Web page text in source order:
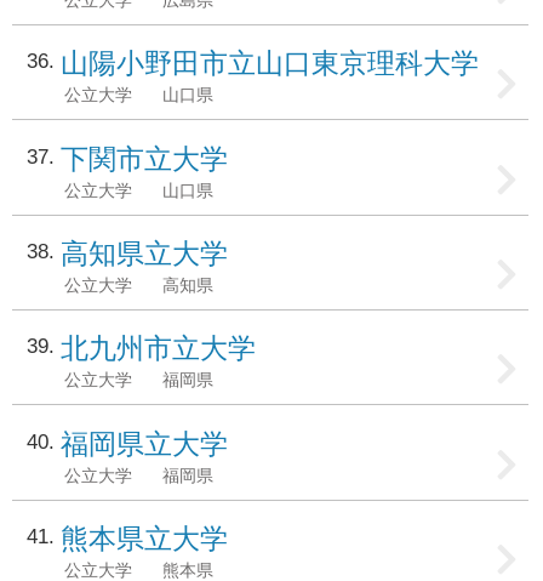
36 山陽小野田市立山口東京理科大学
公立大学 山口県
37 下関市立大学
公立大学 山口県
38 高知県立大学
公立大学 高知県
39 北九州市立大学
公立大学 福岡県
40 福岡県立大学
公立大学 福岡県
41 熊本県立大学
公立大学 熊本県